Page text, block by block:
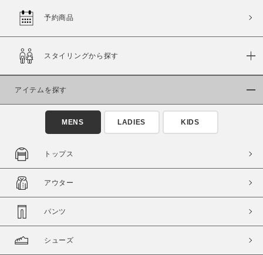
商品タイプ
通常商品
セール価格 WEB限定
在庫
在庫あり
予約商品
スタイリングから探す
アイテムを探す
MENS LADIES KIDS
トップス
アウター
パンツ
シューズ